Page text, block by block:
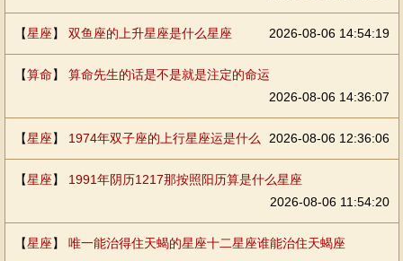
【星座】 双鱼座的上升星座是什么星座 2026-08-06 14:54:19
【算命】 算命先生的话是不是就是注定的命运
2026-08-06 14:36:07
【星座】 1974年双子座的上行星座运是什么 2026-08-06 12:36:06
【星座】 1991年阴历1217那按照阳历算是什么星座
2026-08-06 11:54:20
【星座】 唯一能治得住天蝎的星座十二星座谁能治住天蝎座